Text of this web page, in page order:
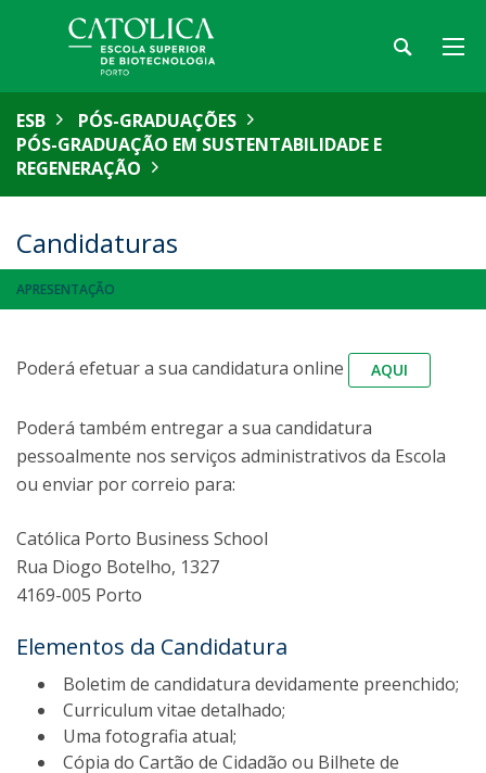
ESB
PÓS-GRADUAÇÕES
PÓS-GRADUAÇÃO EM SUSTENTABILIDADE E
REGENERAÇÃO
Candidaturas
APRESENTAÇÃO
Poderá efetuar a sua candidatura online AQUI
Poderá também entregar a sua candidatura
pessoalmente nos serviços administrativos da Escola
ou enviar por correio para:
Católica Porto Business School
Rua Diogo Botelho, 1327
4169-005 Porto
Elementos da Candidatura
Boletim de candidatura devidamente preenchido;
Curriculum vitae detalhado;
Uma fotografia atual;
Cópia do Cartão de Cidadão ou Bilhete de